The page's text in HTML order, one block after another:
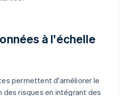
à l'échelle
permettent d'améliorer le
des risques en intégrant des